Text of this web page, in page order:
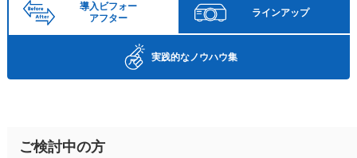
導入ビフォー
アフター
ラインアップ
実践的な ノウハウ集
ご検討中の方